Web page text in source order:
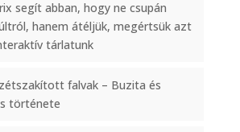
segít abban, hogy ne csupán
hanem átéljük, megértsük azt
tárlatunk
falvak – Buzita és
története